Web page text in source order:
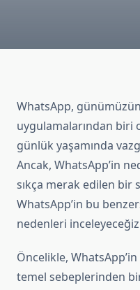
WhatsApp,
uygulamalarından biri
günlük yaşamında
Ancak, WhatsApp’in
sıkça merak edilen bir
WhatsApp’in bu
nedenleri
Öncelikle,
temel sebeplerinden